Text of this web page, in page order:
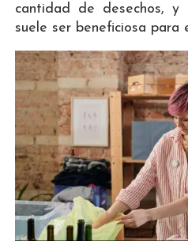
cantidad de desechos,
suele ser beneficiosa para